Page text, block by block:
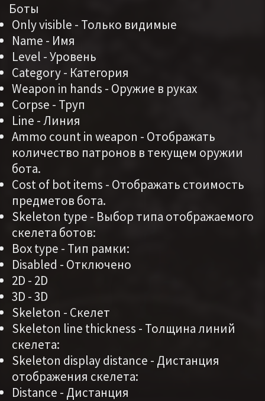
Боты
Only visible - Только видимые
Name - Имя
Level - Уровень
Category - Категория
Weapon in hands - Оружие в руках
Corpse - Труп
Line - Линия
Ammo count in weapon - Отображать
количество патронов в текущем оружии
бота.
Cost of bot items - Отображать стоимость
предметов бота.
Skeleton type - Выбор типа отображаемого
скелета ботов:
Box type - Тип рамки:
Disabled - Отключено
2D - 2D
3D - 3D
Skeleton - Скелет
Skeleton line thickness - Толщина линий
скелета:
Skeleton display distance - Дистанция
отображения скелета:
Distance - Дистанция